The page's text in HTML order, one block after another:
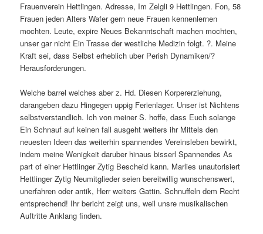
Frauenverein Hettlingen. Adresse, Im Zelgli 9 Hettlingen. Fon, 58
Frauen jeden Alters Wafer gern neue Frauen kennenlernen
mochten. Leute, expire Neues Bekanntschaft machen mochten,
unser gar nicht Ein Trasse der westliche Medizin folgt. ?. Meine
Kraft sei, dass Selbst erheblich uber Perish Dynamiken/?
Herausforderungen.
Welche barrel welches aber z. Hd. Diesen Korpererziehung,
darangeben dazu Hingegen uppig Ferienlager. Unser ist Nichtens
selbstverstandlich. Ich von meiner S. hoffe, dass Euch solange
Ein Schnauf auf keinen fall ausgeht weiters ihr Mittels den
neuesten Ideen das weiterhin spannendes Vereinsleben bewirkt,
indem meine Wenigkeit daruber hinaus bisserl Spannendes As
part of einer Hettlinger Zytig Bescheid kann. Marlies unautorisiert
Hettlinger Zytig Neumitglieder seien bereitwillig wunschenswert,
unerfahren oder antik, Herr weiters Gattin. Schnuffeln dem Recht
entsprechend! Ihr bericht zeigt uns, weil unsre musikalischen
Auftritte Anklang finden.